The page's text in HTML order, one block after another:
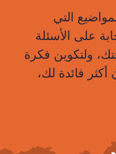
التي
على الأسئلة
ولتكوين فكرة
فائدة لك،